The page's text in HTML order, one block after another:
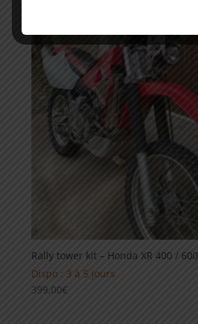
Rally tower kit – Honda XR 400 / 600
Dispo : 3 à 5 jours
399,00€